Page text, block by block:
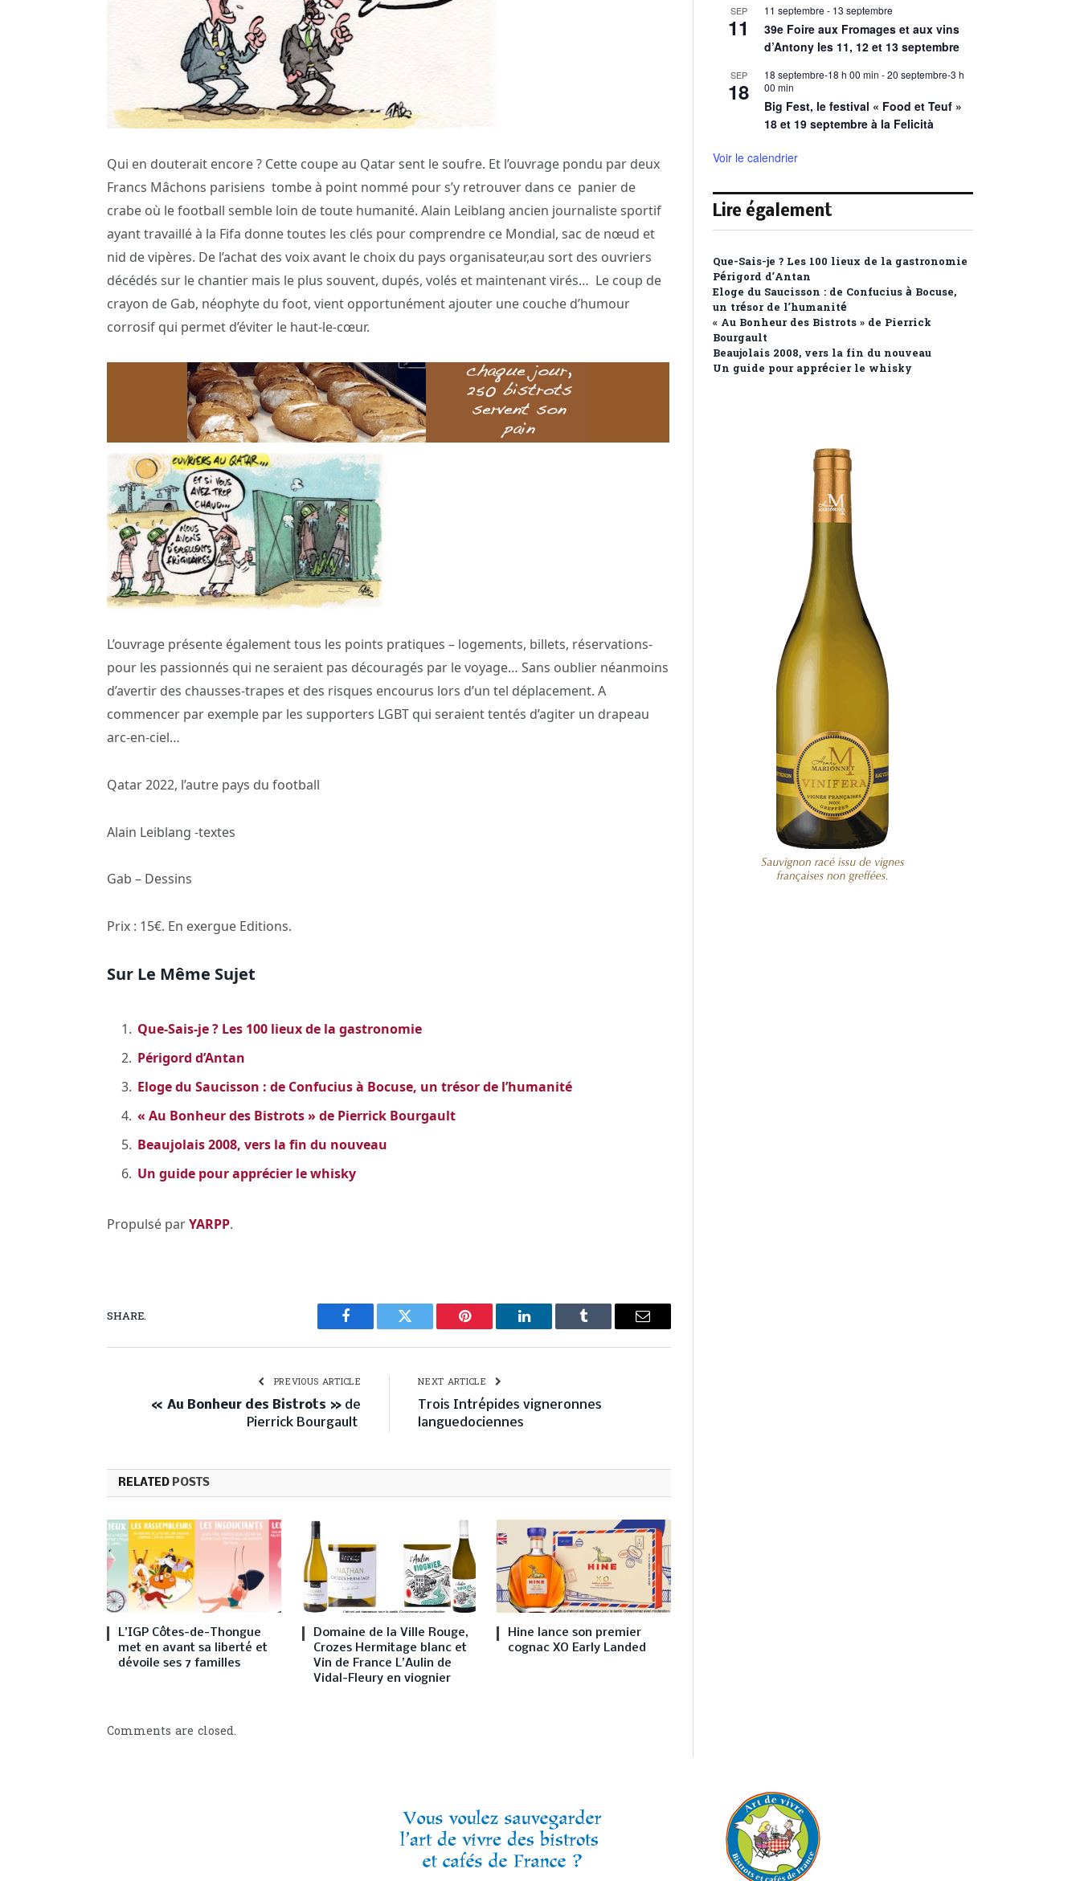
Qui en douterait encore ? Cette coupe au Qatar sent le soufre. Et l’ouvrage pondu par deux
Francs Mâchons parisiens tombe à point nommé pour s’y retrouver dans ce panier de
crabe où le football semble loin de toute humanité. Alain Leiblang ancien journaliste sportif
ayant travaillé à la Fifa donne toutes les clés pour comprendre ce Mondial, sac de nœud et
nid de vipères. De l’achat des voix avant le choix du pays organisateur,au sort des ouvriers
décédés sur le chantier mais le plus souvent, dupés, volés et maintenant virés… Le coup de
crayon de Gab, néophyte du foot, vient opportunément ajouter une couche d’humour
corrosif qui permet d’éviter le haut-le-cœur.
L’ouvrage présente également tous les points pratiques – logements, billets, réservations-
pour les passionnés qui ne seraient pas découragés par le voyage… Sans oublier néanmoins
d’avertir des chausses-trapes et des risques encourus lors d’un tel déplacement. A
commencer par exemple par les supporters LGBT qui seraient tentés d’agiter un drapeau
arc-en-ciel…
Qatar 2022, l’autre pays du football
Alain Leiblang -textes
Gab – Dessins
Prix : 15€. En exergue Editions.
Sur Le Même Sujet
Que-Sais-je ? Les 100 lieux de la gastronomie
Périgord d’Antan
Eloge du Saucisson : de Confucius à Bocuse, un trésor de l’humanité
« Au Bonheur des Bistrots » de Pierrick Bourgault
Beaujolais 2008, vers la fin du nouveau
Un guide pour apprécier le whisky
Propulsé parYARPP.
SHARE.
Facebook Twitter Pinterest LinkedIn Tumblr Email
PREVIOUS ARTICLE
« Au Bonheur des Bistrots » de
Pierrick Bourgault
NEXT ARTICLE
Trois Intrépides vigneronnes
languedociennes
RELATED POSTS
L’IGP Côtes-de-Thongue
met en avant sa liberté et
dévoile ses 7 familles
Domaine de la Ville Rouge,
Crozes Hermitage blanc et
Vin de France L’Aulin de
Vidal-Fleury en viognier
Hine lance son premier
cognac XO Early Landed
Comments are closed.
SEP
11
11 septembre - 13 septembre
39e Foire aux Fromages et aux vins
d’Antony les 11, 12 et 13 septembre
SEP
18
18 septembre-18 h 00 min -20 septembre-3 h
00 min
Big Fest, le festival « Food et Teuf »
18 et 19 septembre à la Felicità
Voir le calendrier
Lire également
Que-Sais-je ? Les 100 lieux de la gastronomie
Périgord d’Antan
Eloge du Saucisson : de Confucius à Bocuse,
un trésor de l’humanité
« Au Bonheur des Bistrots » de Pierrick
Bourgault
Beaujolais 2008, vers la fin du nouveau
Un guide pour apprécier le whisky